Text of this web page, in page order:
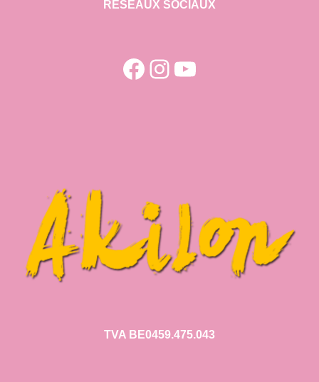
RESEAUX SOCIAUX
Facebook
Instagram
YouTube
TVA BE0459.475.043